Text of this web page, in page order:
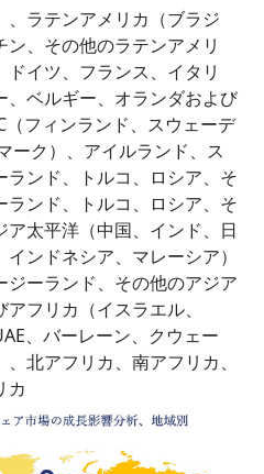
ラテンアメリカ（ブラジ
、その他のラテンアメリ
イツ、フランス、イタリ
、ベルギー、オランダおよび
フィンランド、スウェーデ
ーク）、アイルランド、ス
ンド、トルコ、ロシア、そ
ンド、トルコ、ロシア、そ
太平洋（中国、インド、日
ンドネシア、マレーシア）
ジーランド、その他のアジア
フリカ（イスラエル、
、バーレーン、クウェー
北アフリカ、南アフリカ、
カ